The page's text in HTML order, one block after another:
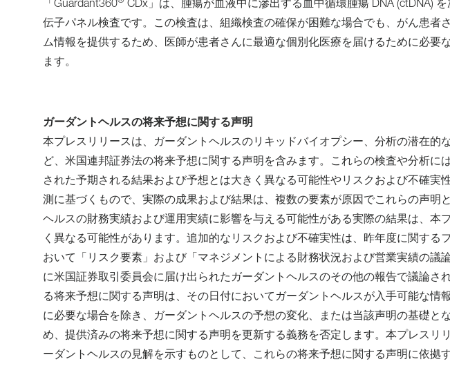
「Guardant360
CDx」は、腫瘍が血液中に滲出する血中循環腫瘍 DNA (ctDNA)
伝子パネル検査です。この検査は、組織検査の確保が困難な場合でも、がん患者
ム情報を提供するため、医師が患者さんに最適な個別化医療を届けるために必要
ます。
ガーダントヘルスの将来予想に関する声明
本プレスリリースは、ガーダントヘルスのリキッドバイオプシー、分析の潜在的
ど、米国連邦証券法の将来予想に関する声明を含みます。これらの検査や分析に
された予期される結果および予想とは大きく異なる可能性やリスクおよび不確実
測に基づくもので、実際の成果および結果は、複数の要素が原因でこれらの声明
ヘルスの財務実績および運用実績に影響を与える可能性がある実際の結果は、本
く異なる可能性があります。追加的なリスクおよび不確実性は、昨年度に関する
おいて「リスク要素」および「マネジメントによる財務状況および営業実績の議
に米国証券取引委員会に届け出られたガーダントヘルスのその他の報告で議論さ
る将来予想に関する声明は、その日付においてガーダントヘルスが入手可能な情
に必要な場合を除き、ガーダントヘルスの予想の変化、または当該声明の基礎と
め、提供済みの将来予想に関する声明を更新する義務を否定します。本プレスリ
ーダントヘルスの見解を示すものとして、これらの将来予想に関する声明に依拠